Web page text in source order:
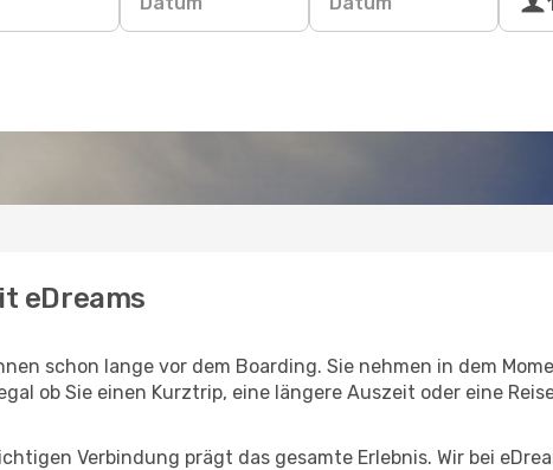
eDreams
schon lange vor dem Boarding. Sie nehmen in dem
ob Sie einen Kurztrip, eine längere Auszeit oder eine
Verbindung prägt das gesamte Erlebnis. Wir bei